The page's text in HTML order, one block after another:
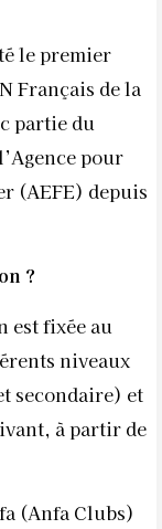
le premier
Français de la
partie du
pour
(AEFE) depuis
?
est fixée au
niveaux
secondaire) et
à partir de
(Anfa Clubs)